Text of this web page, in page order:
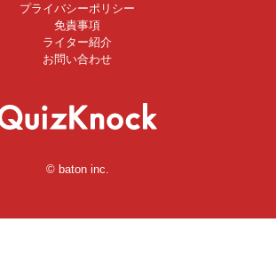
プライバシーポリシー
免責事項
ライター紹介
お問い合わせ
© baton inc.